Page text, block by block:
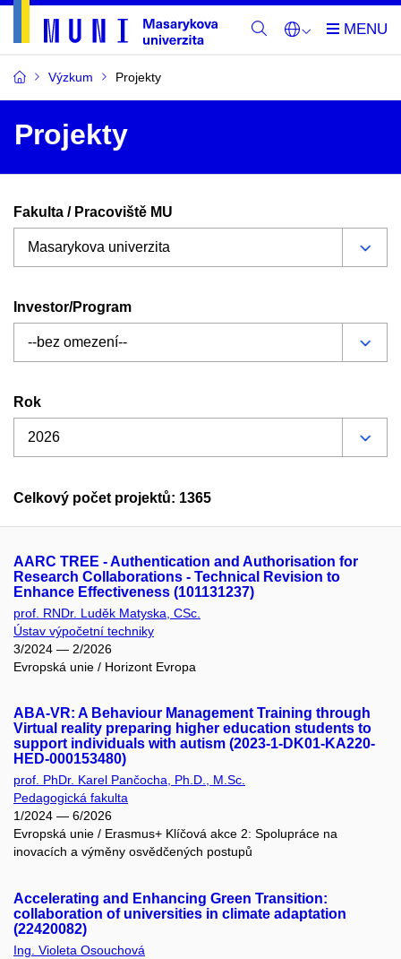
Výzkum Projekty
Projekty
Fakulta / Pracoviště MU
Investor/Program
Rok
Celkový počet projektů: 1365
AARC TREE - Authentication and Authorisation for
Research Collaborations - Technical Revision to
Enhance Effectiveness (101131237)
prof. RNDr. Luděk Matyska, CSc.
Ústav výpočetní techniky
3/2024 — 2/2026
Evropská unie / Horizont Evropa
ABA-VR: A Behaviour Management Training through
Virtual reality preparing higher education students to
support individuals with autism (2023-1-DK01-KA220-
HED-000153480)
prof. PhDr. Karel Pančocha, Ph.D., M.Sc.
Pedagogická fakulta
1/2024 — 6/2026
Evropská unie / Erasmus+ Klíčová akce 2: Spolupráce na
inovacích a výměny osvědčených postupů
Accelerating and Enhancing Green Transition:
collaboration of universities in climate adaptation
(22420082)
Ing. Violeta Osouchová